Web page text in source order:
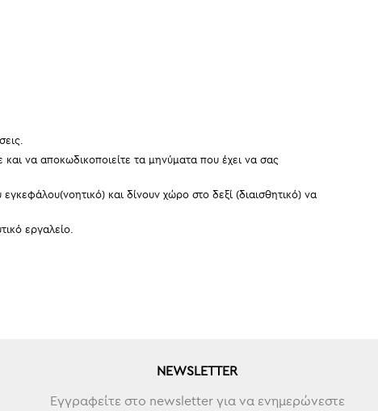
να αποκωδικοποιείτε τα μηνύματα που έχει να σας
και δίνουν χώρο στο δεξί (διαισθητικό) να
εργαλείο.
NEWSLETTER
Εγγραφείτε στο newsletter για να ενημερώνεστε